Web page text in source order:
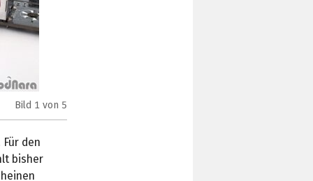
Bild 1 von 5
den
bisher